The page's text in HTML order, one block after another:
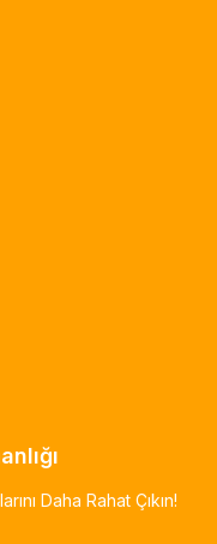
Daha Rahat Çıkın!